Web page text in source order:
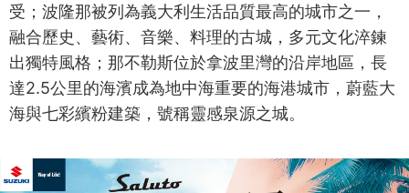
受；波隆那被列為義大利生活品質最高的城市之一，
融合歷史、藝術、音樂、料理的古城，多元文化淬鍊
出獨特風格；那不勒斯位於拿波里灣的沿岸地區，長
達2.5公里的海濱成為地中海重要的海港城市，蔚藍大
海與七彩繽粉建築，號稱靈感泉源之城。